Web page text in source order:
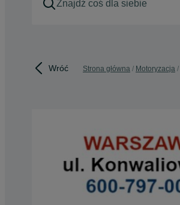
Wróć Strona główna Motoryzacja